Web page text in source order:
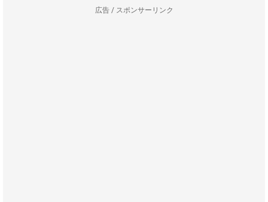
広告 / スポンサーリンク